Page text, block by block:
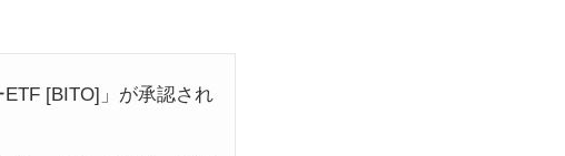
[BITO]」が承認され